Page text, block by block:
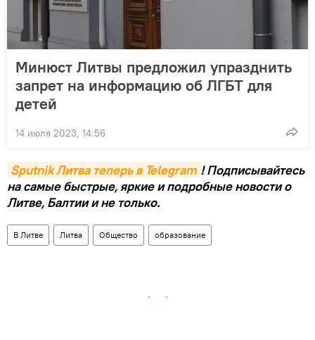
Минюст Литвы предложил упразднить
запрет на информацию об ЛГБТ для
детей
14 июля 2023, 14:56
Sputnik Литва теперь в Telegram ! Подписывайтесь
на самые быстрые, яркие и подробные новости о
Литве, Балтии и не только.
В Литве Литва Общество образование